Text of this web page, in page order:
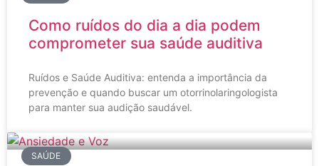
Como ruídos do dia a dia podem
comprometer sua saúde auditiva
Ruídos e Saúde Auditiva: entenda a importância da
prevenção e quando buscar um otorrinolaringologista
para manter sua audição saudável.
SAÚDE